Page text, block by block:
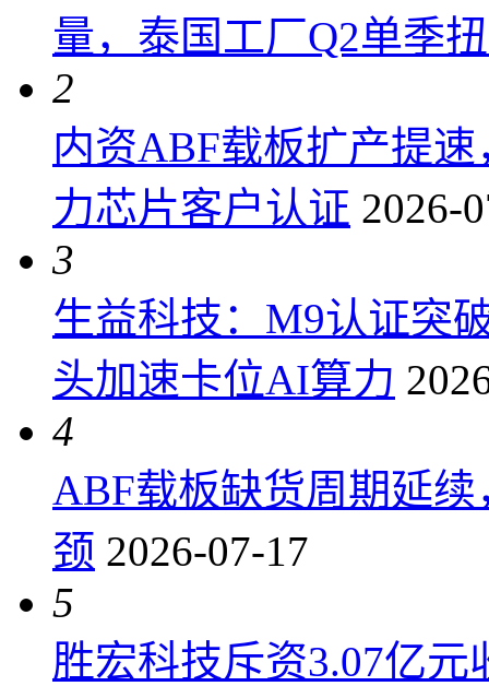
量，泰国工厂Q2单季
2
内资ABF载板扩产提
力芯片客户认证 2026-
3
生益科技：M9认证突
头加速卡位AI算力
4
ABF载板缺货周期延
颈 2026-07-17
5
胜宏科技斥资3.07亿